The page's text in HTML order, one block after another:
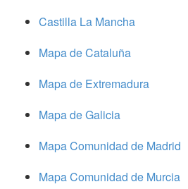
Castilla La Mancha
Mapa de Cataluña
Mapa de Extremadura
Mapa de Galicia
Mapa Comunidad de Madrid
Mapa Comunidad de Murcia